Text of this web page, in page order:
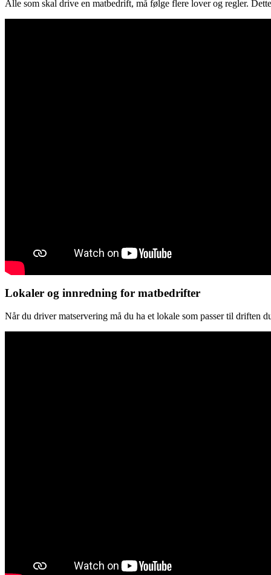
Alle som skal drive en matbedrift, må følge flere lover og regler.
Lokaler og innredning for matbedrifter
Når du driver matservering må du ha et lokale som passer til driften